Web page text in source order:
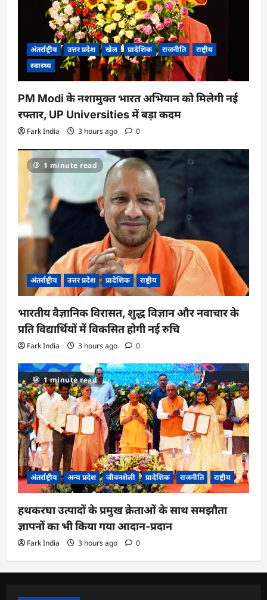
अंतर्राष्ट्रीय उत्तर प्रदेश खेल प्रादेशिक राजनीति
राष्ट्रीय
स्वास्थ्य
PM Modi के नशामुक्त भारत अभियान को मिलेगी नई
रफ्तार, UP Universities में बड़ा कदम
Fark India 3 hours ago 0
1 minute read
अंतर्राष्ट्रीय उत्तर प्रदेश प्रादेशिक राष्ट्रीय
भारतीय वैज्ञानिक विरासत, शुद्ध विज्ञान और नवाचार के
प्रति विद्यार्थियों में विकसित होगी नई रुचि
Fark India 3 hours ago 0
1 minute read
अंतर्राष्ट्रीय अन्य प्रदेश जीवनशैली प्रादेशिक राजनीति राष्ट्रीय
हथकरघा उत्पादों के प्रमुख क्रेताओं के साथ समझौता
ज्ञापनों का भी किया गया आदान-प्रदान
Fark India 3 hours ago 0